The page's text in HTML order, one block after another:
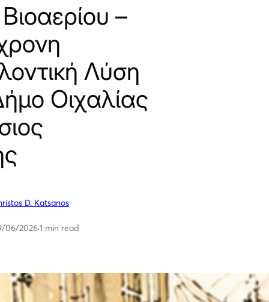
–
Λύση
Οιχαλίας
D. Katsanos
06/2026·1 min read